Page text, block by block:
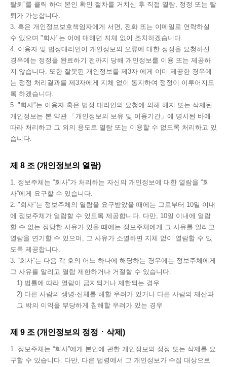
탈퇴”를 클릭 하여 본인 확인 절차를 거치신 후 직접 열람, 정정 또는 탈
퇴가 가능합니다.
3. 혹은 개인정보보호책임자에게 서면, 전화 또는 이메일로 연락하실
수 있으며 "회사"는 이에 대해면 지체 없이 조치하겠습니다.
4. 이용자 및 법정대리인이 개인정보의 오류에 대한 정정을 요청하신
경우에는 정정을 완료하기 전까지 당해 개인정보를 이용 또는 제공하
지 않습니다. 또한 잘못된 개인정보를 제3자 에게 이미 제공한 경우에
는 정정 처리결과를 제3자에게 지체 없이 통지하여 정정이 이루어지도
록 하겠습니다.
5. "회사"는 이용자 혹은 법정 대리인의 요청에 의해 해지 또는 삭제된
개인정보는 본 약관 「개인정보의 보유 및 이용기간」에 명시된 바에
따라 처리하고 그 외의 용도로 열람 또는 이용할 수 없도록 처리하고 있
습니다.
제 8 조 (개인정보의 열람)
1. 정보주체는 “회사”가 처리하는 자신의 개인정보에 대한 열람을 “회
사”에게 요구할 수 있습니다.
2. "회사"는 정보주체의 열람을 요구받았을 때에는 그로부터 10일 이내
에 정보주체가 열람할 수 있도록 제공합니다. 다만, 10일 이내에 열람
할 수 없는 정당한 사유가 있을 때에는 정보주체에게 그 사유를 알리고
열람을 연기할 수 있으며, 그 사유가 소멸하면 지체 없이 열람할 수 있
도록 제공합니다.
3. “회사”는 다음 각 호의 어느 하나에 해당하는 경우에는 정보주체에게
그 사유를 알리고 열람 제한하거나 거절할 수 있습니다.
1) 법률에 따라 열람이 금지되거나 제한되는 경우
2) 다른 사람의 생명·신체를 해할 우려가 있거나 다른 사람의 재산과
그 밖의 이익을 부당하게 침해할 우려가 있는 경우
제 9 조 (개인정보의 정정ㆍ삭제)
1. 정보주체는 “회사”에게 본인에 관한 개인정보의 정정 또는 삭제를 요
구할 수 있습니다. 다만, 다른 법령에서 그 개인정보가 수집 대상으로